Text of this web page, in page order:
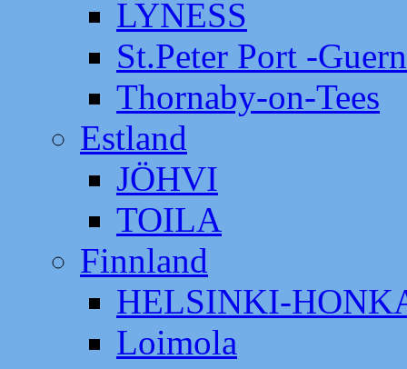
LYNESS
St.Peter Port -
Thornaby-on-Tees
Estland
JÖHVI
TOILA
Finnland
HELSINKI-
Loimola